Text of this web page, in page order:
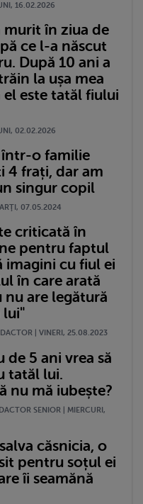
16.02.2026
murit în ziua de
ce l-a născut
După 10 ani a
la ușa mea
el este tatăl fiului
02.02.2026
o familie
4 frați, dar am
singur copil
07.05.2024
criticată în
pentru faptul
imagini cu fiul ei
în care arată
are legătură
lui"
| VINERI, 25.08.2023
de 5 ani vrea să
tatăl lui.
nu mă iubește?
SENIOR | MIERCURI,
căsnicia, o
pentru soțul ei
îi seamănă